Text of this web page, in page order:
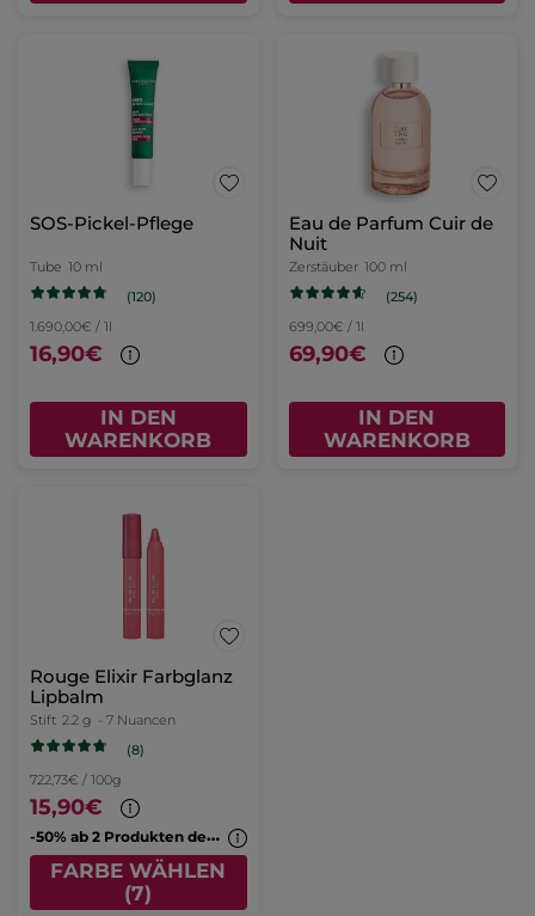
SOS-Pickel-Pflege
Tube 10 ml
(120)
1.690,00€ / 1l
16,90€
IN DEN
WARENKORB
Eau de Parfum Cuir de
Nuit
Zerstäuber 100 ml
(254)
699,00€ / 1l
69,90€
IN DEN
WARENKORB
Rouge Elixir Farbglanz
Lipbalm
Stift 2.2 g - 7 Nuancen
(8)
722,73€ / 100g
15,90€
-
50% ab 2 Produkten deiner Wahl
FARBE WÄHLEN
(7)